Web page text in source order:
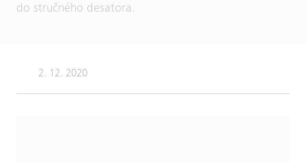
do stručného desatora.
2. 12. 2020